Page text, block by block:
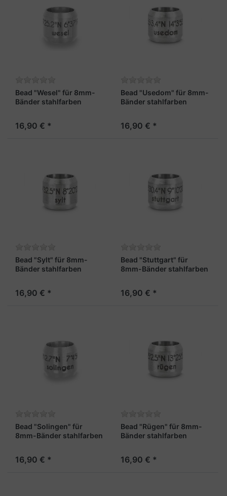
Bead "Wesel" für 8mm-
Bänder stahlfarben
16,90 € *
Bead "Usedom" für 8mm-
Bänder stahlfarben
16,90 € *
Bead "Sylt" für 8mm-
Bänder stahlfarben
16,90 € *
Bead "Stuttgart" für
8mm-Bänder stahlfarben
16,90 € *
Bead "Solingen" für
8mm-Bänder stahlfarben
16,90 € *
Bead "Rügen" für 8mm-
Bänder stahlfarben
16,90 € *